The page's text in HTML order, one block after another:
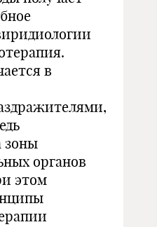
в
зоны
органов
этом